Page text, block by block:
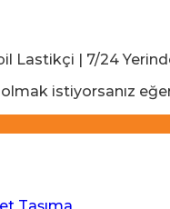
istiyorsanız